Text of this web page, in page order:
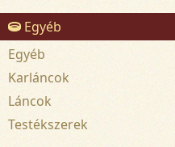
Egyéb
Egyéb
Karláncok
Láncok
Testékszerek